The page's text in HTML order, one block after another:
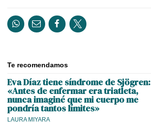
Te recomendamos
Eva Díaz tiene síndrome de Sjögren:
«Antes de enfermar era triatleta,
nunca imaginé que mi cuerpo me
pondría tantos límites»
LAURA MIYARA